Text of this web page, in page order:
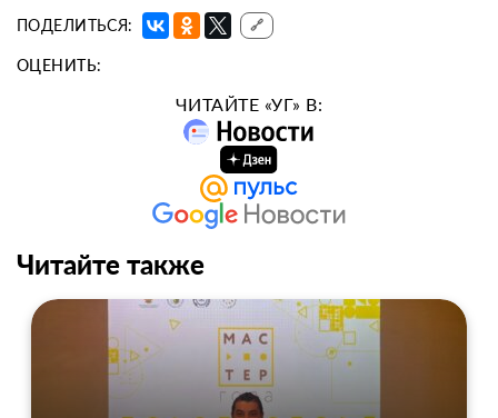
ПОДЕЛИТЬСЯ: 🔗
ОЦЕНИТЬ:
ЧИТАЙТЕ «УГ» В:
Читайте также